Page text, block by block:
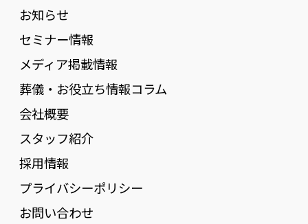
お知らせ
セミナー情報
メディア掲載情報
葬儀・お役立ち情報コラム
会社概要
スタッフ紹介
採用情報
プライバシーポリシー
お問い合わせ